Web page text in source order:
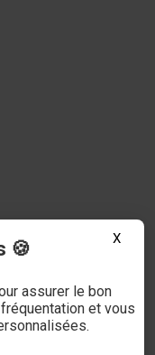
X
🍪
assurer le bon
et vous